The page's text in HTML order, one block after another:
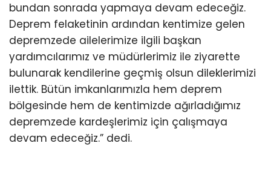
bundan sonrada yapmaya devam edeceğiz.
Deprem felaketinin ardından kentimize gelen
depremzede ailelerimize ilgili başkan
yardımcılarımız ve müdürlerimiz ile ziyarette
bulunarak kendilerine geçmiş olsun dileklerimizi
ilettik. Bütün imkanlarımızla hem deprem
bölgesinde hem de kentimizde ağırladığımız
depremzede kardeşlerimiz için çalışmaya
devam edeceğiz.” dedi.